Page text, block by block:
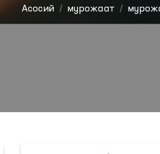
Aсосий мурожаат